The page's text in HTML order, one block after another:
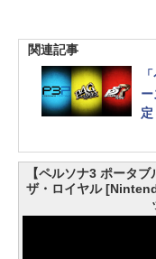
関連記事
【ペルソナ3 ポータ
ザ・ロイヤル